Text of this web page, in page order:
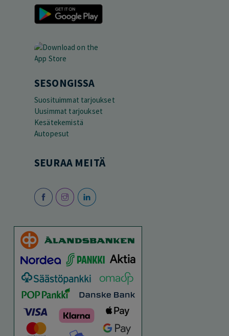
SESONGISSA
Suosituimmat tarjoukset
Uusimmat tarjoukset
Kesätekemistä
Autopesut
SEURAA MEITÄ